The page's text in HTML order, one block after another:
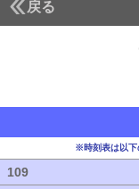
戻る
※時刻表は以下
109